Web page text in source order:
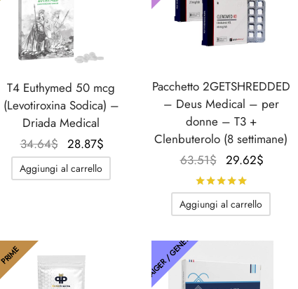
T4 Euthymed 50 mcg
(Levotiroxina Sodica) –
Driada Medical
34.64$
Il
prezzo
originale
28.87$
prezzo
attuale
Aggiungi al carrello
Pacchetto 2GETSHREDDED
– Deus Medical – per
donne – T3 +
Clenbuterolo (8 settimane)
63.51$
Il
prezzo
originale
era:
29.62$
attuale
Aggiungi al carrello
PRIME THAIGER / GENETICO